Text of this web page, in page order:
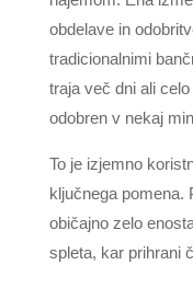
obdelave in
tradicionalnimi
traja več dni ali
odobren v nekaj
To je izjemno
ključnega pomena.
običajno zelo
spleta, kar prihrani